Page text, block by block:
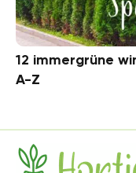
12 immergrüne
A-Z